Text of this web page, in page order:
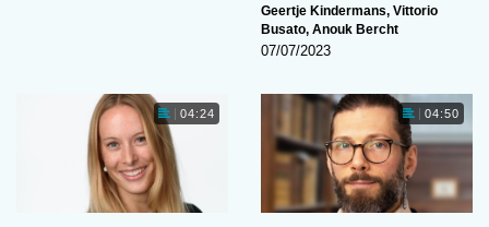
Geertje Kindermans, Vittorio
Busato, Anouk Bercht
07/07/2023
04:24 04:50